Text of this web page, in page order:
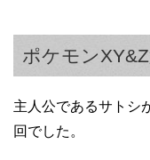
ポケモン
主人公であるサトシ
回でした。